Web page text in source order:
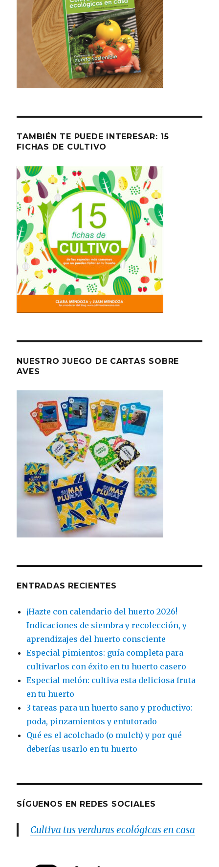
TAMBIÉN TE PUEDE INTERESAR: 15
FICHAS DE CULTIVO
NUESTRO JUEGO DE CARTAS SOBRE
AVES
ENTRADAS RECIENTES
¡Hazte con calendario del huerto 2026!
Indicaciones de siembra y recolección, y
aprendizajes del huerto consciente
Especial pimientos: guía completa para
cultivarlos con éxito en tu huerto casero
Especial melón: cultiva esta deliciosa fruta
en tu huerto
3 tareas para un huerto sano y productivo:
poda, pinzamientos y entutorado
Qué es el acolchado (o mulch) y por qué
deberías usarlo en tu huerto
SÍGUENOS EN REDES SOCIALES
Cultiva tus verduras ecológicas en casa